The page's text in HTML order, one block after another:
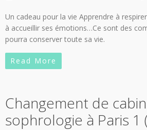
Un cadeau pour la vie Apprendre à
à accueillir ses émotions…Ce sont des
pourra conserver toute sa vie.
Read More
Changement de
sophrologie à Paris 1